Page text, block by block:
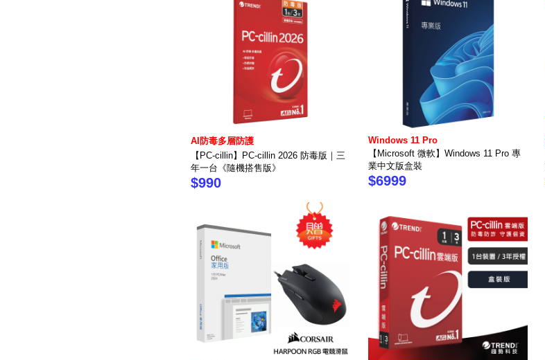
AI防毒多層防護
【PC-cillin】PC-cillin 2026 防毒版｜三
年一台《隨機搭售版》
$990
Windows 11 Pro
【Microsoft 微軟】Windows 11 Pro 專
業中文版盒裝
$6999